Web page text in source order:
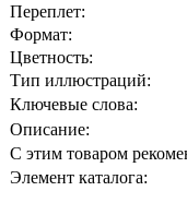
Переплет:
Формат:
Цветность:
Тип иллюстраций:
Ключевые слова:
Описание:
С этим товаром
Элемент каталога: